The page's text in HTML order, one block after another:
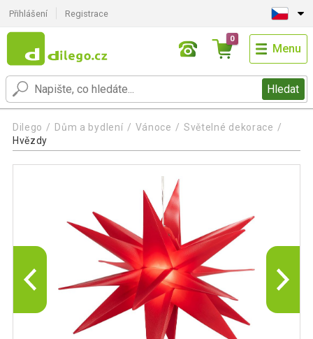
Přihlášení Registrace
Hledat
0
Menu
Dilego Dům a bydlení Vánoce
Světelné dekorace
Hvězdy